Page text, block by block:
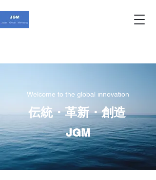
Welcome to the global innovation
伝統・革新・創造
JGM